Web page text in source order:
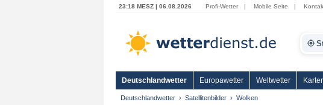
23:18 MESZ | 06.08.2026 Profi-Wetter | Mobile Seite |
Deutschlandwetter Europawetter Weltwetter
Deutschlandwetter Satellitenbilder Wolken